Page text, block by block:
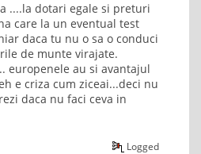
....la dotari egale si preturi
care la un eventual test
daca tu nu o sa o conduci
de munte virajate.
europenele au si avantajul
e criza cum ziceai...deci nu
daca nu faci ceva in
Logged